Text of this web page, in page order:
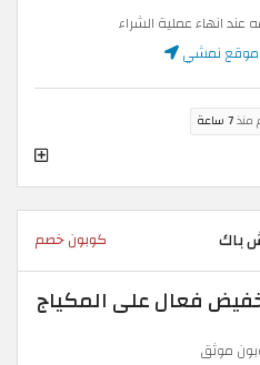
انهاء عملية الشراء
موقع نمشي
منذ7 ساعة
كوبون خصم
موثق